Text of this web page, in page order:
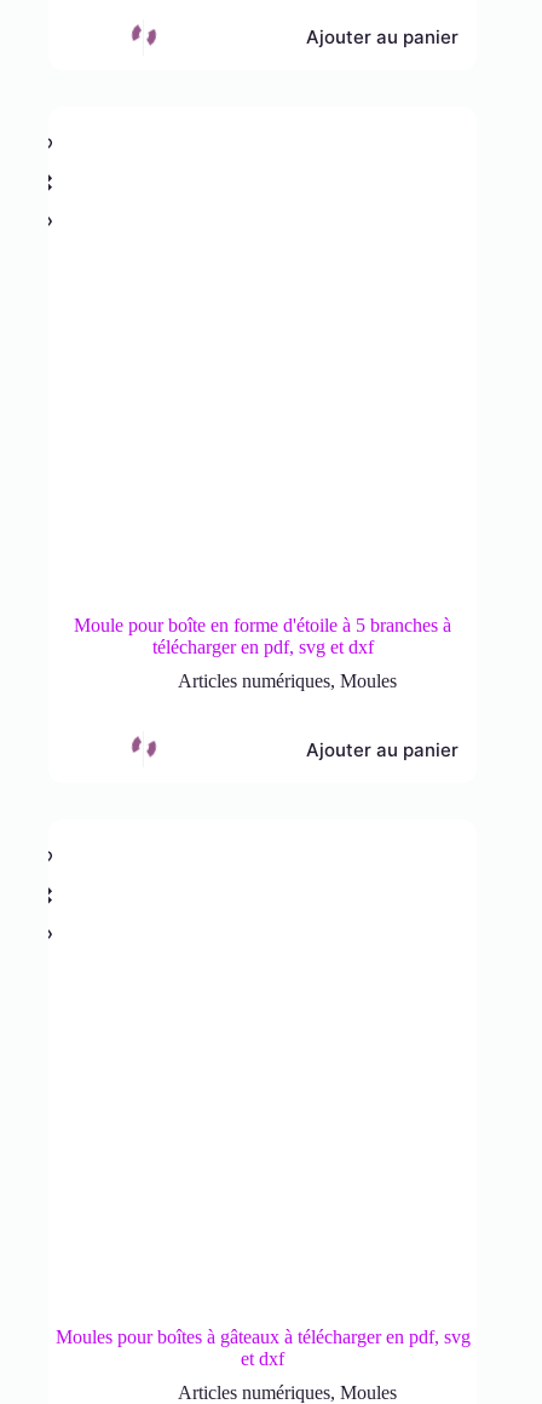
Ajouter au panier
Moule pour boîte en forme d'étoile à 5 branches à
télécharger en pdf, svg et dxf
Articles numériques, Moules
Ajouter au panier
Moules pour boîtes à gâteaux à télécharger en pdf, svg
et dxf
Articles numériques, Moules